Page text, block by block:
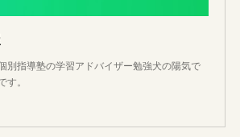
別指導塾の学習アドバイザー勉強犬の陽気で
。